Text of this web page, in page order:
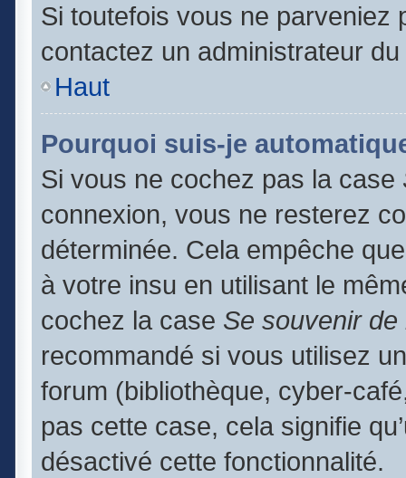
Si toutefois vous ne parveniez
contactez un administrateur
Haut
Pourquoi suis-je
Si vous ne cochez pas la case
connexion, vous ne resterez
déterminée. Cela empêche
à votre insu en utilisant le
cochez la case Se souvenir de
recommandé si vous utilisez
forum (bibliothèque, cyber-
pas cette case, cela signifie
désactivé cette fonctionnalité.